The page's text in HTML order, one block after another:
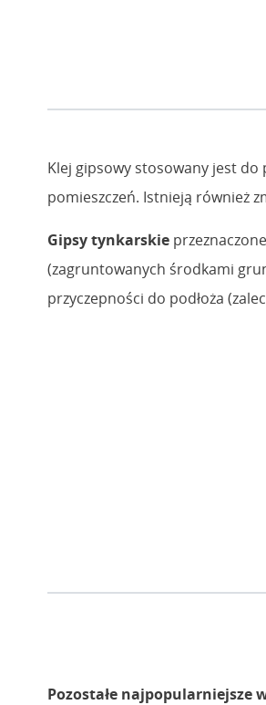
Klej gipsowy stosowany jest do
pomieszczeń. Istnieją również
Gipsy tynkarskie
(zagruntowanych środkami
przyczepności do podłoża
Pozostałe najpopularniejsze